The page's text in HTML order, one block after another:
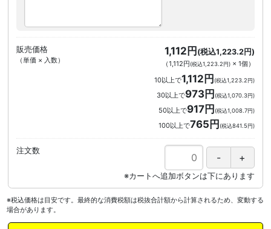
販売価格
（単価 × 入数）
1,112円(税込1,223.2円)
（1,112円(税込1,223.2円)× 1個 ）
10以上で1,112円 (税込1,223.2円)
30以上で973円 (税込1,070.3円)
50以上で917円 (税込1,008.7円)
100以上で765円 (税込841.5円)
注文数
※税込価格は目安です。最終的な消費税額は税抜合計額から計算されるため、変動する
場合があります。